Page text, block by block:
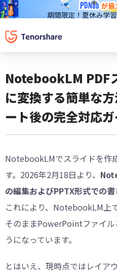
NotebookLM PDF
に変換する簡単な
ート後の完全対応
NotebookLMでスライドを作
す。2026年2月18日より、
の編集およびPPTX形式での
これにより、NotebookLM上
そのままPowerPointファイ
うになっています。
とはいえ、現時点ではレイア